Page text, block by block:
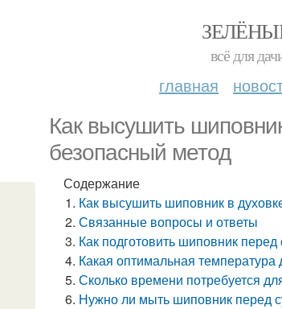
всё для
главная
Как высушить
безопасный метод
Содержание
Как высушить шиповник в
Связанные вопросы и ответы
Как подготовить шиповник
Какая оптимальная
Сколько времени потребуется
Нужно ли мыть шиповник перед